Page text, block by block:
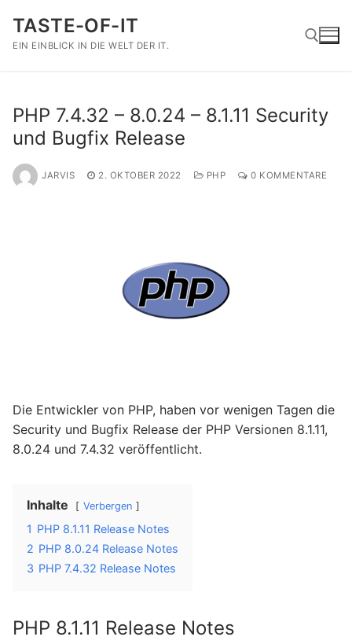
Inhalt
springen
TASTE-OF-IT
EIN EINBLICK IN DIE WELT DER IT.
PHP 7.4.32 – 8.0.24 – 8.1.11 Security
und Bugfix Release
JARVIS 2. OKTOBER 2022 PHP 0 KOMMENTARE
Die Entwickler von PHP, haben vor wenigen Tagen die
Security und Bugfix Release der PHP Versionen 8.1.11,
8.0.24 und 7.4.32 veröffentlicht.
Inhalte Verbergen
1 PHP 8.1.11 Release Notes
2 PHP 8.0.24 Release Notes
3 PHP 7.4.32 Release Notes
PHP 8.1.11 Release Notes